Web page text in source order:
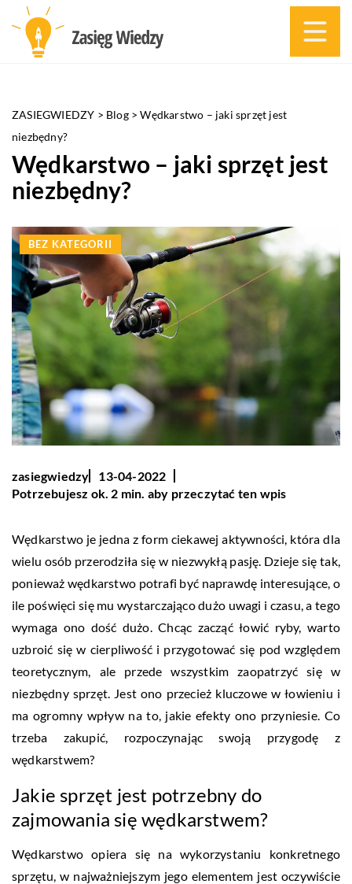
ZASIEGWIEDZY > Blog>Wędkarstwo – jaki sprzęt jest
niezbędny?
Wędkarstwo – jaki sprzęt jest
niezbędny?
BEZ KATEGORII
zasiegwiedzy
13-04-2022
Potrzebujesz ok. 2 min. aby przeczytać ten wpis
Wędkarstwo je jedna z form ciekawej aktywności, która dla
wielu osób przerodziła się w niezwykłą pasję. Dzieje się tak,
ponieważ wędkarstwo potrafi być naprawdę interesujące, o
ile poświęci się mu wystarczająco dużo uwagi i czasu, a tego
wymaga ono dość dużo. Chcąc zacząć łowić ryby, warto
uzbroić się w cierpliwość i przygotować się pod względem
teoretycznym, ale przede wszystkim zaopatrzyć się w
niezbędny sprzęt. Jest ono przecież kluczowe w łowieniu i
ma ogromny wpływ na to, jakie efekty ono przyniesie. Co
trzeba zakupić, rozpoczynając swoją przygodę z
wędkarstwem?
Jakie sprzęt jest potrzebny do
zajmowania się wędkarstwem?
Wędkarstwo opiera się na wykorzystaniu konkretnego
sprzętu, w najważniejszym jego elementem jest oczywiście